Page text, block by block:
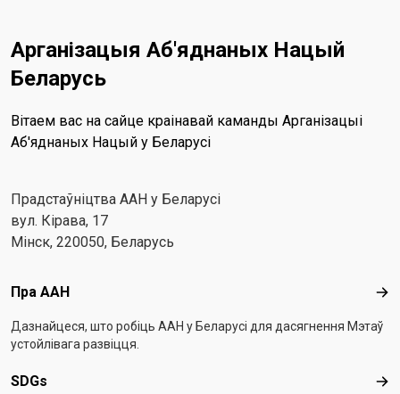
Арганізацыя Аб'яднаных Нацый
Беларусь
Вітаем вас на сайце краінавай каманды Арганізацыі
Аб'яднаных Нацый у Беларусі
Прадстаўніцтва ААН у Беларусі
вул. Кірава, 17
Мінск, 220050, Беларусь
Footer menu
Пра ААН
Дазнайцеся, што робіць ААН у Беларусі для дасягнення Мэтаў
устойлівага развіцця.
SDGs